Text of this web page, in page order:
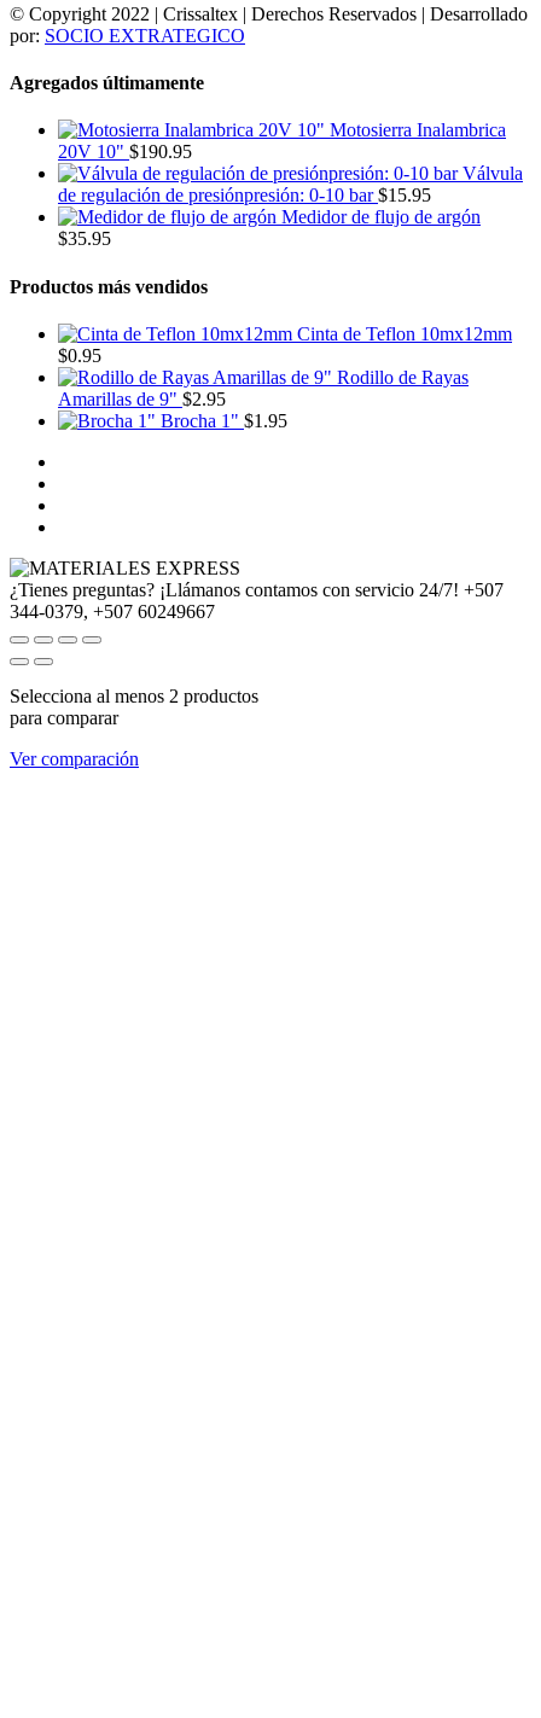
© Copyright 2022 | Crissaltex | Derechos Reservados | Desarrollado
por: SOCIO EXTRATEGICO
Agregados últimamente
Motosierra Inalambrica
20V 10" $190.95
Válvula
de regulación de presiónpresión: 0-10 bar $15.95
Medidor de flujo de argón
$35.95
Productos más vendidos
Cinta de Teflon 10mx12mm
$0.95
Rodillo de Rayas
Amarillas de 9" $2.95
Brocha 1" $1.95
¿Tienes preguntas? ¡Llámanos contamos con servicio 24/7! +507
344-0379, +507 60249667
Selecciona al menos 2 productos
para comparar
Ver comparación